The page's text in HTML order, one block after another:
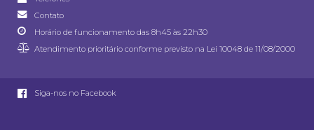
Contato
Horário de funcionamento das 8h45 às 22h30
Atendimento prioritário conforme previsto na Lei 10048 de 11/08/2000
Siga-nos no Facebook